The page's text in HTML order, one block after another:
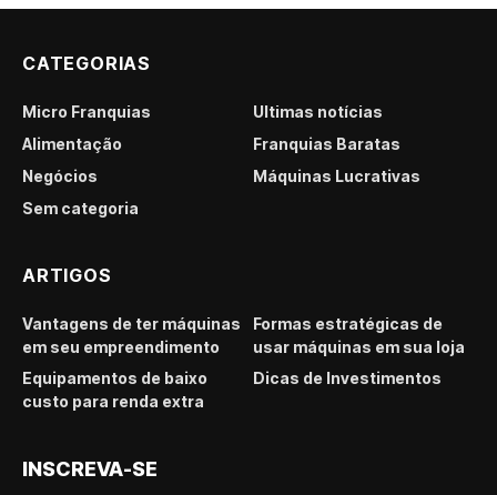
CATEGORIAS
Micro Franquias
Últimas notícias
Alimentação
Franquias Baratas
Negócios
Máquinas Lucrativas
Sem categoria
ARTIGOS
Vantagens de ter máquinas
em seu empreendimento
Formas estratégicas de
usar máquinas em sua loja
Equipamentos de baixo
custo para renda extra
Dicas de Investimentos
INSCREVA-SE